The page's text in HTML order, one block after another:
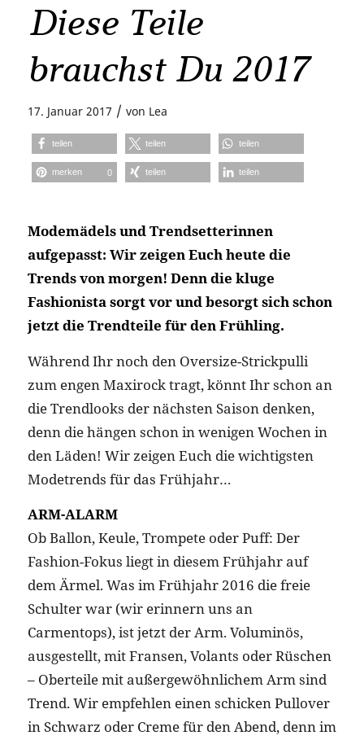
Diese Teile
brauchst Du 2017
17. Januar 2017 / von Lea
teilen teilen teilen
merken 0 teilen teilen
Modemädels und Trendsetterinnen
aufgepasst: Wir zeigen Euch heute die
Trends von morgen! Denn die kluge
Fashionista sorgt vor und besorgt sich schon
jetzt die Trendteile für den Frühling.
Während Ihr noch den Oversize-Strickpulli
zum engen Maxirock tragt, könnt Ihr schon an
die Trendlooks der nächsten Saison denken,
denn die hängen schon in wenigen Wochen in
den Läden! Wir zeigen Euch die wichtigsten
Modetrends für das Frühjahr…
ARM-ALARM
Ob Ballon, Keule, Trompete oder Puff: Der
Fashion-Fokus liegt in diesem Frühjahr auf
dem Ärmel. Was im Frühjahr 2016 die freie
Schulter war (wir erinnern uns an
Carmentops), ist jetzt der Arm. Voluminös,
ausgestellt, mit Fransen, Volants oder Rüschen
– Oberteile mit außergewöhnlichem Arm sind
Trend. Wir empfehlen einen schicken Pullover
in Schwarz oder Creme für den Abend, denn im